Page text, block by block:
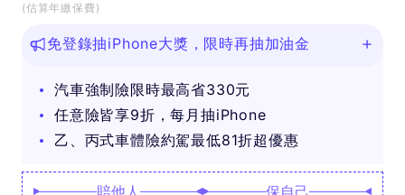
(估算年繳保費)
免登錄抽iPhone大獎，限時再抽加油金
汽車強制險限時最高省330元
任意險皆享9折，每月抽iPhone
乙、丙式車體險約駕最低81折超優惠
賠他人 保自己